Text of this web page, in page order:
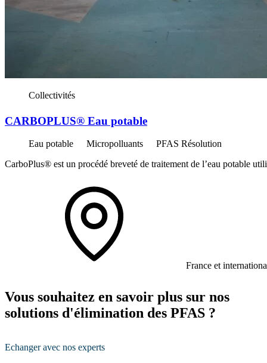
Collectivités
CARBOPLUS® Eau potable
Eau potable Micropolluants
PFAS Résolution
CarboPlus® est un procédé breveté de traitement de l’eau potable
France et
Vous souhaitez en savoir plus sur nos
solutions d'élimination des PFAS ?
Echanger avec nos experts